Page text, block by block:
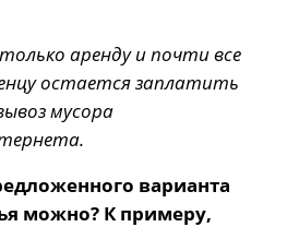
аренду и почти все
остается заплатить
мусора
варианта
можно? К примеру,